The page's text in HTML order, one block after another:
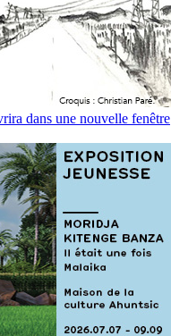
dans une nouvelle fenêtre